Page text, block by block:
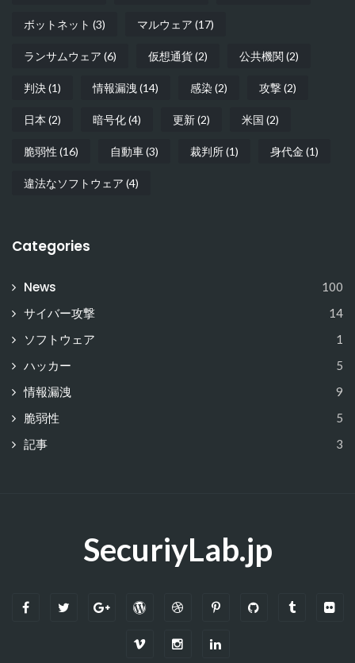
ボットネット (3) マルウェア (17)
ランサムウェア (6) 仮想通貨(2) 公共機関 (2)
判決(1) 情報漏洩 (14) 感染 (2) 攻撃(2)
日本 (2) 暗号化(4) 更新(2) 米国 (2)
脆弱性 (16) 自動車(3) 裁判所(1) 身代金 (1)
違法なソフトウェア (4)
Categories
News 100
サイバー攻撃 14
ソフトウェア 1
ハッカー 5
情報漏洩 9
脆弱性 5
記事 3
SecuriyLab.jp